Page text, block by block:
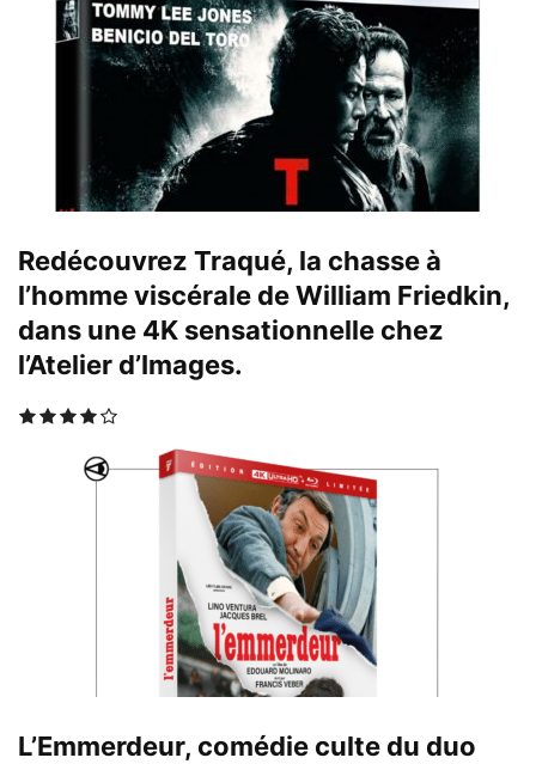
Redécouvrez Traqué, la chasse à
l’homme viscérale de William Friedkin,
dans une 4K sensationnelle chez
l’Atelier d’Images.
L’Emmerdeur, comédie culte du duo